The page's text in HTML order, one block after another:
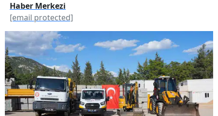
Haber Merkezi
[email protected]